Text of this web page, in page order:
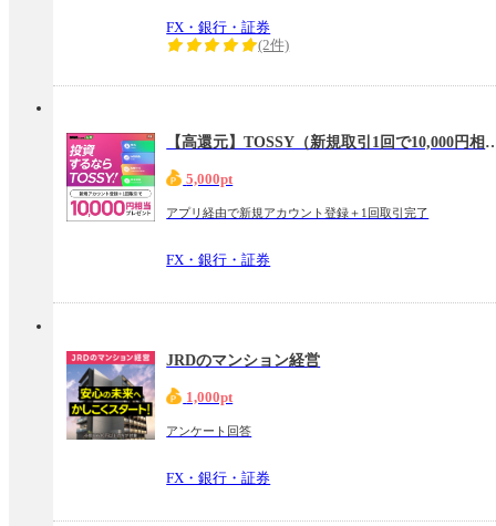
FX・銀行・証券
(2件)
【高還元】TOSSY（新規取
5,000pt
アプリ経由で新規アカウント登録＋1回取引完了
FX・銀行・証券
JRDのマンション経営
1,000pt
アンケート回答
FX・銀行・証券